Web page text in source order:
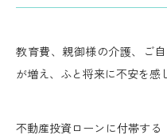
教育費、親御様の介護、ご
が増え、ふと将来に不安を感
不動産投資ローンに付帯する